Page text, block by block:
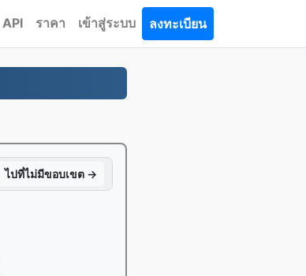
API ราคา เข้าสู่ระบบ ลงทะเบียน
ไปที่ไม่มีขอบเขต →